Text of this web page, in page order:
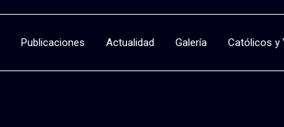
Publicaciones Actualidad Galería Católicos y